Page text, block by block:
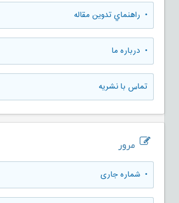
• راهنماي تدوين مقاله
• درباره ما
تماس با نشریه
مرور
• شماره جاری